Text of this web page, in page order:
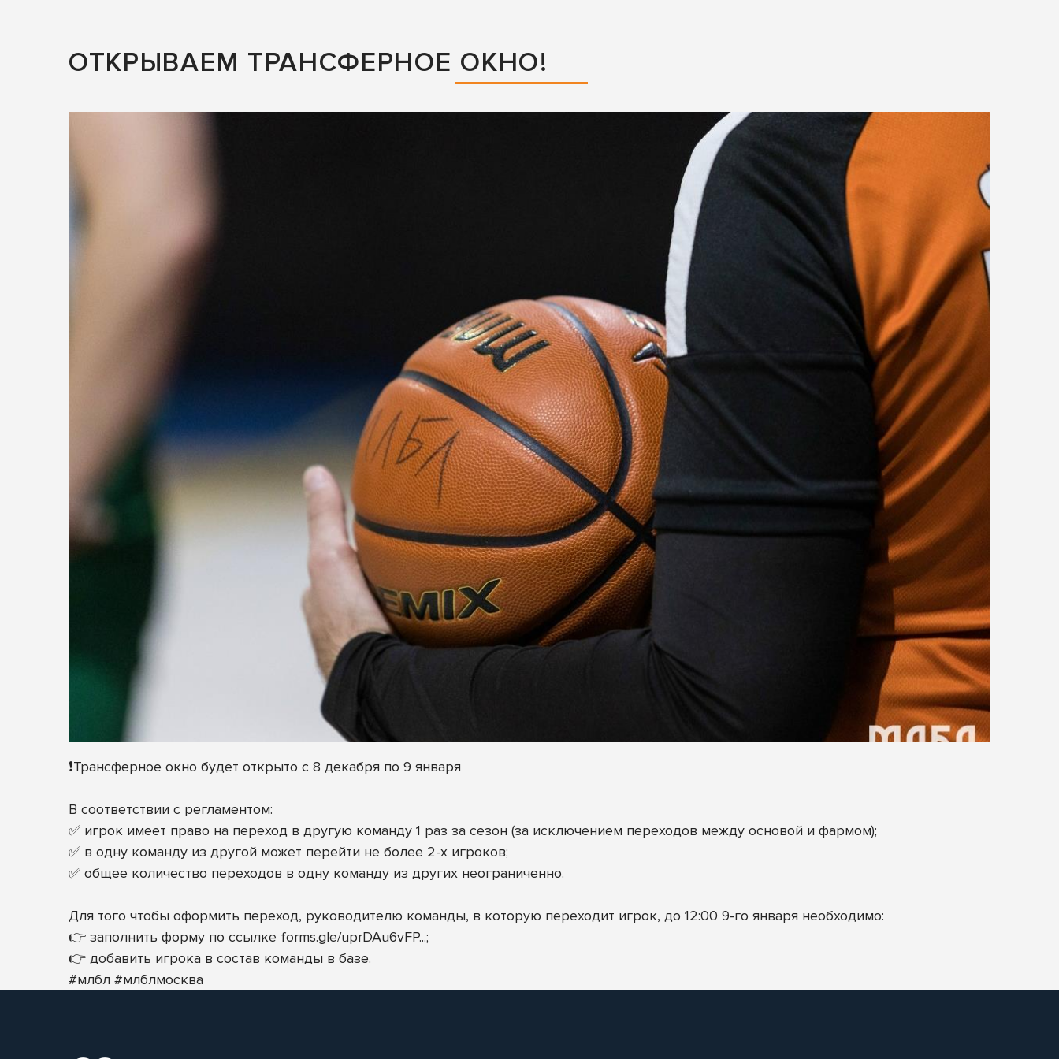
ОТКРЫВАЕМ ТРАНСФЕРНОЕ ОКНО!
❗Трансферное окно будет открыто с 8 декабря по 9 января
В соответствии с регламентом:
✅ игрок имеет право на переход в другую команду 1 раз за сезон (за исключением переходов между основой и фармом);
✅ в одну команду из другой может перейти не более 2-х игроков;
✅ общее количество переходов в одну команду из других неограниченно.
Для того чтобы оформить переход, руководителю команды, в которую переходит игрок, до 12:00 9-го января необходимо:
👉 заполнить форму по ссылке forms.gle/uprDAu6vFP...;
👉 добавить игрока в состав команды в базе.
#млбл #млблмосква